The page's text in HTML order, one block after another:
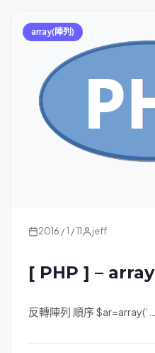
array(陣列)
2016 / 1 / 11 jeff
[ PHP ] – array
反轉陣列 順序 $ar=array(‘…